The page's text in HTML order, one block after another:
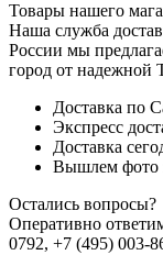
Товары нашего
Наша служба
России мы
город от надежной
Доставка по
Экспресс
Доставка
Вышлем фото
Остались вопросы?
Оперативно
0792, +7 (495) 003-